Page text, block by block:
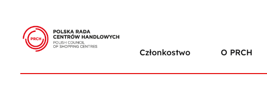
Członkostwo O PRCH